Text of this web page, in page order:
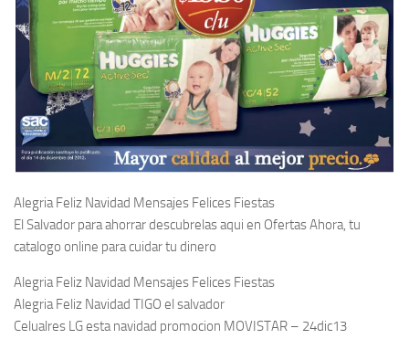
Alegria Feliz Navidad Mensajes Felices Fiestas
El Salvador para ahorrar descubrelas aqui en Ofertas Ahora, tu
catalogo online para cuidar tu dinero
Alegria Feliz Navidad Mensajes Felices Fiestas
Alegria Feliz Navidad TIGO el salvador
Celualres LG esta navidad promocion MOVISTAR – 24dic13